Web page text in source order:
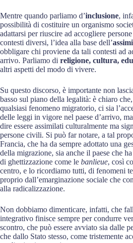
Mentre quando parliamo d’inclusione,
possibilità di costituire un organismo
adattarsi per riuscire ad accogliere
contesti diversi, l’idea alla base dell’
obbligare chi proviene da tali contesti ad
arrivo. Parliamo di religione, cultura,
altri aspetti del modo di vivere.
Su questo discorso, è importante non
basso sul piano della legalità: è chiaro
qualsiasi fenomeno migratorio, ci sia
delle leggi in vigore nel paese d’arrivo,
dire essere assimilati culturalmente ma
persone civili. Si può far notare, a tal
Francia, che ha da sempre adottato una
della migrazione, sia anche il paese che
di ghettizzazione come le banlieue, così
centro, e lo ricordiamo tutti, di fenomeni
proprio dall’emarginazione sociale che
alla radicalizzazione.
Non dobbiamo dimenticare, infatti, che
integrativo finisce sempre per condurre
scontro, che può essere avviato sia dalle
che dallo Stato stesso, come tristemente